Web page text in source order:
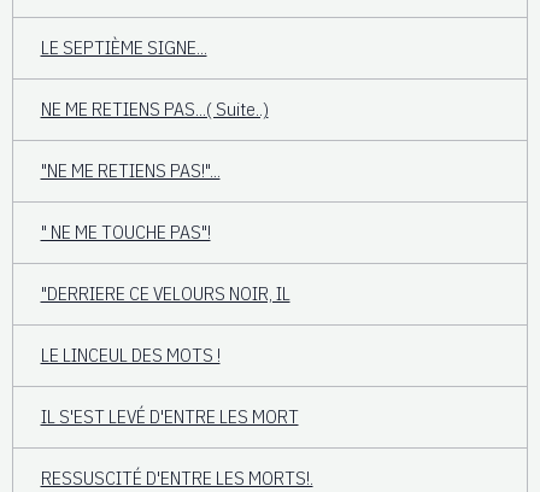
LE SEPTIÈME SIGNE...
NE ME RETIENS PAS...( Suite..)
"NE ME RETIENS PAS!"...
" NE ME TOUCHE PAS"!
"DERRIERE CE VELOURS NOIR, IL
LE LINCEUL DES MOTS !
IL S'EST LEVÉ D'ENTRE LES MORT
RESSUSCITÉ D'ENTRE LES MORTS!.